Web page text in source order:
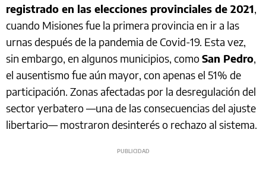
registrado en las elecciones provinciales de 2021,
cuando Misiones fue la primera provincia en ir a las
urnas después de la pandemia de Covid-19. Esta vez,
sin embargo, en algunos municipios, comoSan Pedro,
el ausentismo fue aún mayor, con apenas el 51% de
participación. Zonas afectadas por la desregulación del
sector yerbatero —una de las consecuencias del ajuste
libertario— mostraron desinterés o rechazo al sistema.